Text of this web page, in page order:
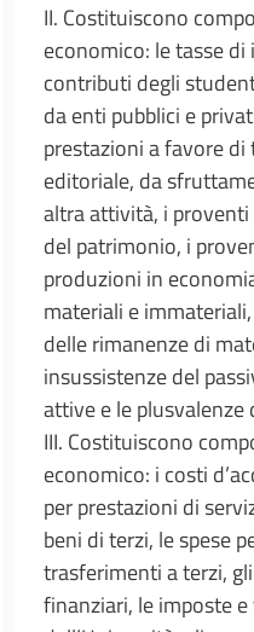
II. Costituiscono
economico: le tasse
contributi degli
da enti pubblici e
prestazioni a favore
editoriale, da
altra attività, i
del patrimonio, i
produzioni in
materiali e
delle rimanenze di
insussistenze del
attive e le plusvalenze
III. Costituiscono
economico: i costi
per prestazioni di
beni di terzi, le spese
trasferimenti a terzi,
finanziari, le imposte e